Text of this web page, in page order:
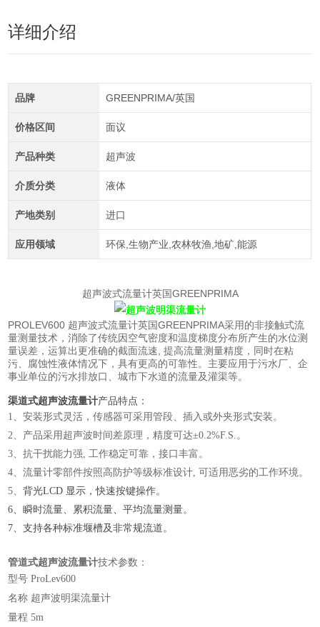
详细介绍
品牌 GREENPRIMA/英国
价格区间 面议
产品种类 超声波
介质分类 液体
产地类别 进口
应用领域 环保,生物产业,农林牧渔,地矿,能源
超声波式流量计英国GREENPRIMA
PROLEV600 超声波式流量计英国GREENPRIMA采用的非接触式流
量测量技术，消除了传统因空气密度和温度梯度分布所产生的水位测
量误差，运算出更准确的截面流速, 提高流量测量精度，同时在粘
污、腐蚀性液体情况下，具有更高的可靠性。主要应用于污水厂、企
事业单位的污水排放口、城市下水道的流量及灌渠等。
渠道式超声波流量计产品特点：
1、安装形式灵活，传感器可采用管段、插入或外夹形式安装。
2、产品采用超声波时间差原理，精度可达±0.2%F.S.。
3、抗干扰能力强, 工作稳定可靠，接口丰富。
4、流量计零部件按照高防护等级标准设计, 可适用恶劣的工作环境。
5、背光LCD 显示，快速按键操作。
6、瞬时流量、累积流量、平均流量测量。
7、支持各种标准堰槽及非常规流道。
管道式超声波流量计技术参数：
型号 ProLev600
名称 超声波明渠流量计
量程 5m